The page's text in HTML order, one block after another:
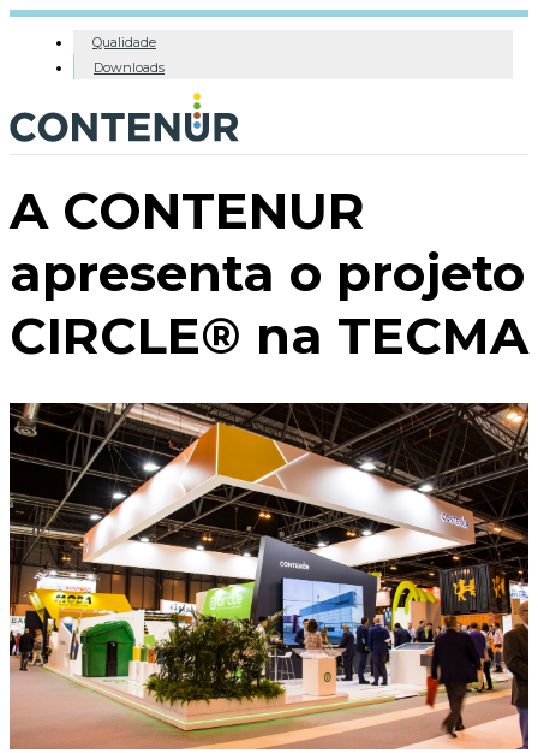
Qualidade
Downloads
A CONTENUR
apresenta o projeto
CIRCLE® na TECMA